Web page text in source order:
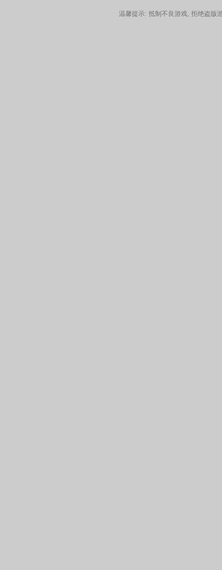
温馨提示: 抵制不良游戏, 拒绝盗版